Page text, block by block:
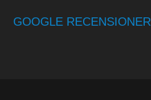
GOOGLE RECENSIONER